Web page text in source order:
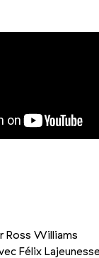
Ross Williams
Félix